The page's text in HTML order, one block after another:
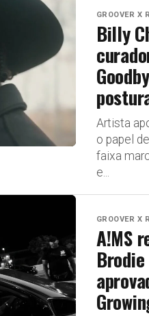
GROOVER X
Billy
Artista
o papel
faixa
e...
GROOVER X
A!MS